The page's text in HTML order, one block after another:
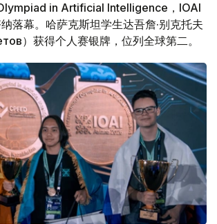
in Artificial Intelligence，IOAI
落幕。哈萨克斯坦学生达吾詹·别克托夫
）获得个人赛银牌，位列全球第二。